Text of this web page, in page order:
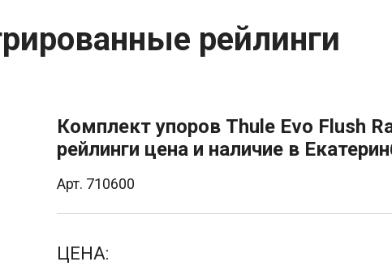
рейлинги
Комплект упоров Thule Evo Flush
рейлинги цена и наличие в
Арт. 710600
ЦЕНА: